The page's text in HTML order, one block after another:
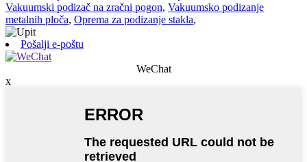
Vakuumski podizač na zračni pogon, Vakuumsko podizanje
metalnih ploča, Oprema za podizanje stakla,
Pošalji e-poštu
WeChat
x